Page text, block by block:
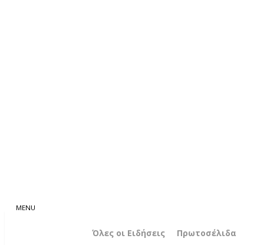
Όλες οι Ειδήσεις Πρωτοσέλιδα